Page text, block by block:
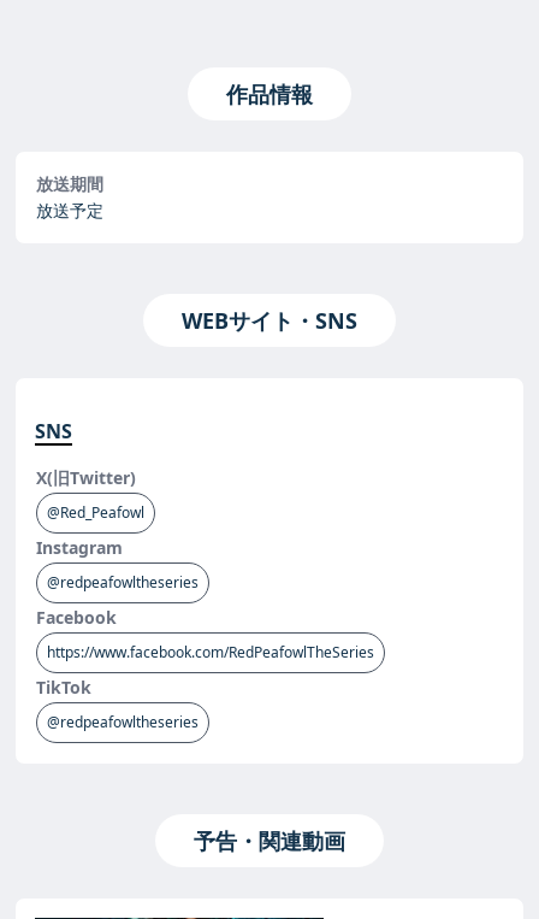
作品情報
放送期間
放送予定
WEBサイト・SNS
SNS
X(旧Twitter)
@Red_Peafowl
Instagram
@redpeafowltheseries
Facebook
https://www.facebook.com/RedPeafowlTheSeries
TikTok
@redpeafowltheseries
予告・関連動画